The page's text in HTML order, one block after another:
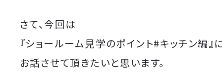
さて、今回は
『ショールーム見学のポイント#キッチン編』
お話させて頂きたいと思います。